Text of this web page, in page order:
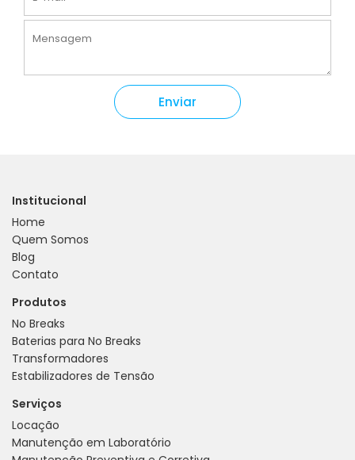
Institucional
Home
Quem Somos
Blog
Contato
Produtos
No Breaks
Baterias para No Breaks
Transformadores
Estabilizadores de Tensão
Serviços
Locação
Manutenção em Laboratório